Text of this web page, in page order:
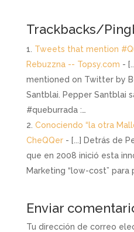
Trackbacks/
Tweets that mention
Rebuzzna -- Topsy.com -
mentioned on Twitter by
Santblai. Pepper Santblai
#queburrada :…
Conociendo “la otra
CheQQer- [...] Detrás de
que en 2008 inició esta
Marketing “low-cost” para
Enviar
Tu dirección de correo